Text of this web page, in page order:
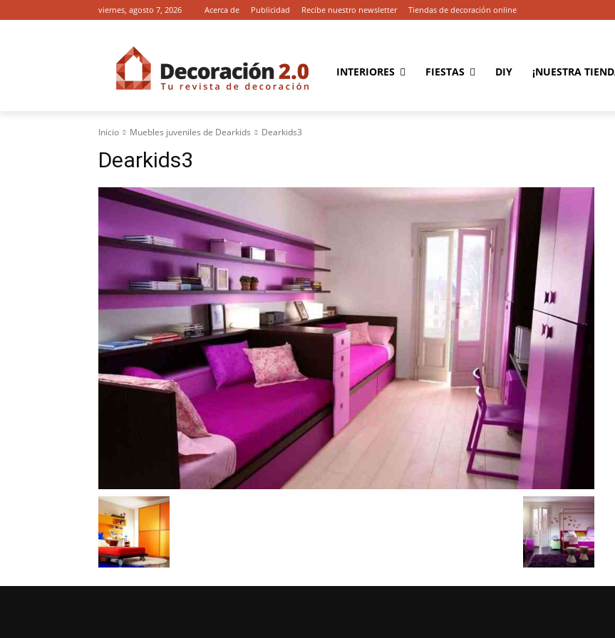
viernes, agosto 7, 2026 Acerca de Publicidad Recibe nuestro newsletter Tiendas de decoración online
INTERIORES FIESTAS DIY ¡NUESTRA
Inicio Muebles juveniles de Dearkids Dearkids3
Dearkids3